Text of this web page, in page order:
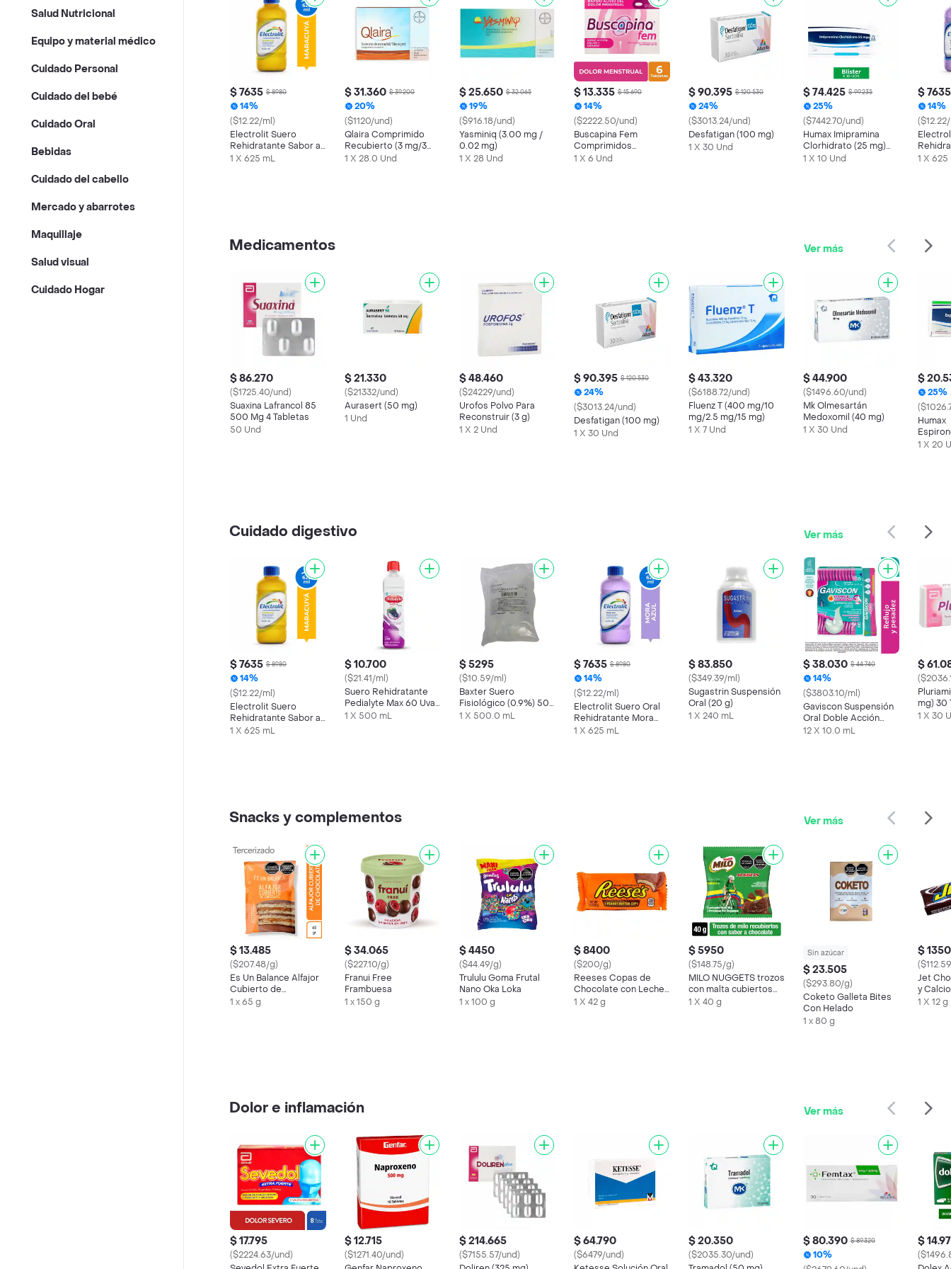
Salud Nutricional
Equipo y material médico
Cuidado Personal
Cuidado del bebé
Cuidado Oral
Bebidas
Cuidado del cabello
Mercado y abarrotes
Maquillaje
Salud visual
Cuidado Hogar
$ 7635 $ 8980
14%
($12.22/ml)
Electrolit Suero
Rehidratante Sabor a
Maracuyá
1 X 625 mL
$ 31.360 $ 39.200
20%
($1120/und)
Qlaira Comprimido
Recubierto (3 mg/3
mg)
1 X 28.0 Und
$ 25.650 $ 32.065
19%
($916.18/und)
Yasminiq (3.00 mg /
0.02 mg)
1 X 28 Und
$ 13.335 $ 15.690
14%
($2222.50/und)
Buscapina Fem
Comprimidos
Recubiertos
1 X 6 Und
$ 90.395 $ 120.530
24%
($3013.24/und)
Desfatigan (100 mg)
1 X 30 Und
$ 74.425 $ 99.235
25%
($7442.70/und)
Humax Imipramina
Clorhidrato (25 mg)
Blister X 10
1 X 10 Und
$ 7635
14%
Azul
1 X 625
Medicamentos Ver más
$ 86.270
($1725.40/und)
Suaxina Lafrancol 85
500 Mg 4 Tabletas
50 Und
$ 21.330
($21332/und)
Aurasert (50 mg)
1 Und
$ 48.460
($24229/und)
Urofos Polvo Para
Reconstruir (3 g)
1 X 2 Und
$ 90.395 $ 120.530
24%
($3013.24/und)
Desfatigan (100 mg)
1 X 30 Und
$ 43.320
($6188.72/und)
Fluenz T (400 mg/10
mg/2.5 mg/15 mg)
1 X 7 Und
$ 44.900
($1496.60/und)
Mk Olmesartán
Medoxomil (40 mg)
1 X 30 Und
$
25%
Humax
mg)
1 X 20
Cuidado digestivo Ver más
$ 7635 $ 8980
14%
($12.22/ml)
Electrolit Suero
Rehidratante Sabor a
Maracuyá
1 X 625 mL
$ 10.700
($21.41/ml)
Suero Rehidratante
Pedialyte Max 60 Uva
Frasco 500 mL
1 X 500 mL
$ 5295
($10.59/ml)
Baxter Suero
Fisiológico (0.9%) 500
mL
1 X 500.0 mL
$ 7635 $ 8980
14%
($12.22/ml)
Electrolit Suero Oral
Rehidratante Mora
Azul
1 X 625 mL
$ 83.850
($349.39/ml)
Sugastrin Suspensión
Oral (20 g)
1 X 240 mL
$ 38.030 $ 44.740
14%
($3803.10/ml)
Gaviscon Suspensión
Oral Doble Acción
Sachet
12 X 10.0 mL
$
mg) 30
1 X 30
Snacks y complementos Ver más
$ 13.485
($207.48/g)
Es Un Balance Alfajor
Cubierto de
Chocolate
1 x 65 g
$ 34.065
($227.10/g)
Franui Free
Frambuesa
1 x 150 g
$ 4450
($44.49/g)
Trululu Goma Frutal
Nano Oka Loka
1 x 100 g
$ 8400
($200/g)
Reeses Copas de
Chocolate con Leche
y Mantequilla de Maní
1 X 42 g
$ 5950
($148.75/g)
MILO NUGGETS trozos
con malta cubiertos
sabor chocolate x 40g
1 X 40 g
Sin azúcar
$ 23.505
($293.80/g)
Coketo Galleta Bites
Con Helado
1 x 80 g
$ 1350
Jet
y
Blanco
1 X 12 g
Dolor e inflamación Ver más
$ 17.795
($2224.63/und)
$ 12.715
($1271.40/und)
$ 214.665
($7155.57/und)
$ 64.790
($6479/und)
$ 20.350
($2035.30/und)
$ 80.390 $ 89.320
10%
$